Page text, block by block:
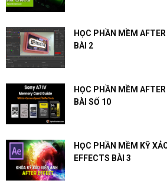
HỌC PHẦN MỀM
BÀI 2
HỌC PHẦN MỀM
BÀI SỐ 10
HỌC PHẦN MỀM KỸ
EFFECTS BÀI 3